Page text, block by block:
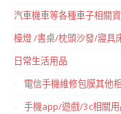
汽車機車等各種車子相關
檯燈 /書桌/枕頭沙發/寢具
日常生活用品
電信手機維修包膜其他
手機app/遊戲/3c相關用